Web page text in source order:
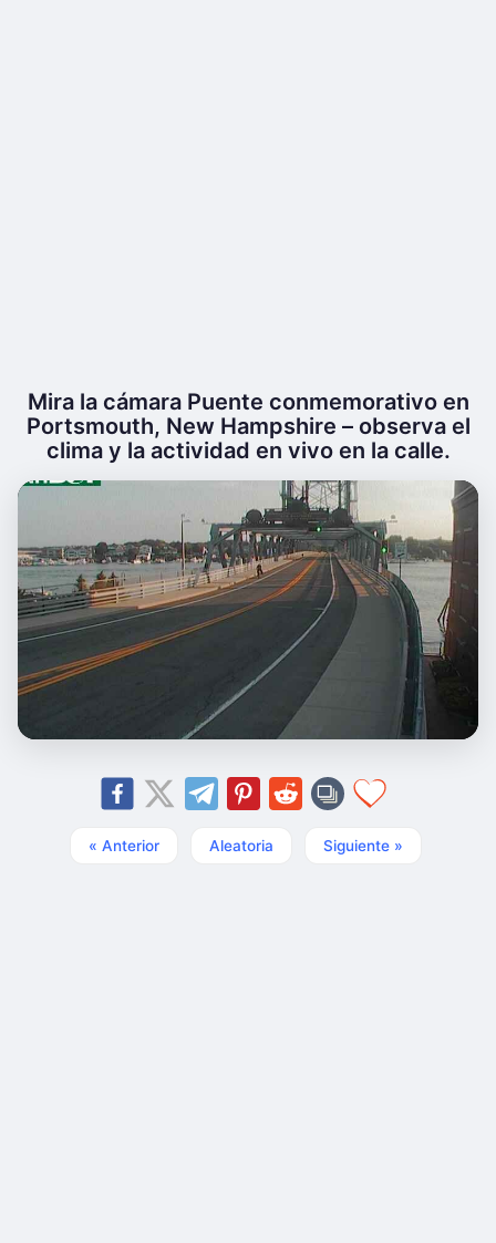
Mira la cámara Puente conmemorativo en
Portsmouth, New Hampshire – observa el
clima y la actividad en vivo en la calle.
« Anterior Aleatoria Siguiente »